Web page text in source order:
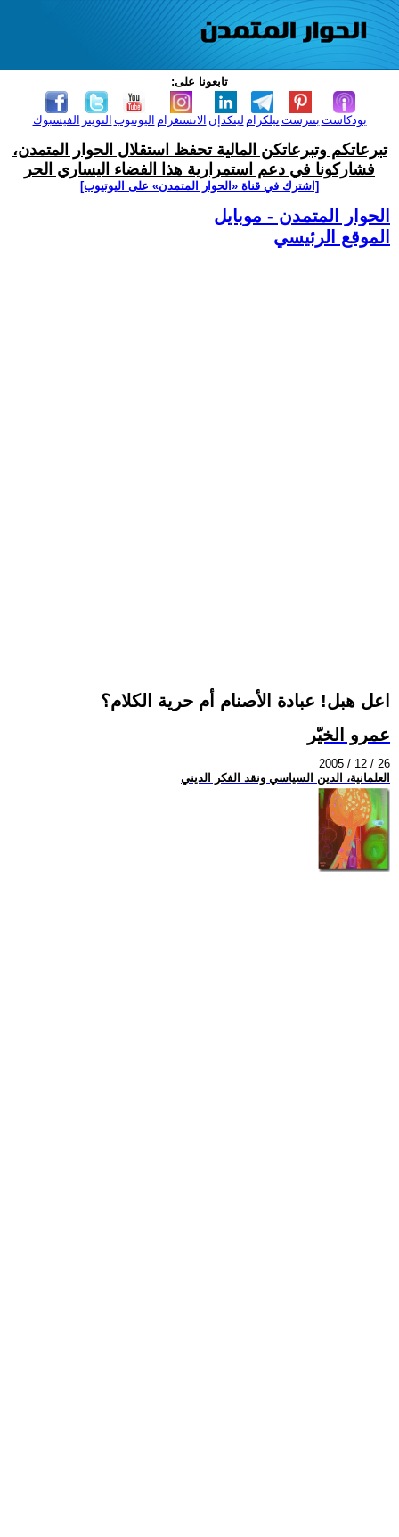
تابعونا على:
الفيسبوك التويتر اليوتيوب الانستغرام لينكدإن تيلكرامبنترست بودكاست
تبرعاتكم وتبرعاتكن المالية تحفظ استقلال الحوار المتمدن،
فشاركونا في دعم استمرارية هذا الفضاء اليساري الحر
[اشترك في قناة ‫«الحوار المتمدن» على اليوتيوب]
الحوار المتمدن - موبايل
الموقع الرئيسي
اعل هبل! عبادة الأصنام أم حرية الكلام؟
عمرو الخيّر
2005 / 12 / 26
العلمانية، الدين السياسي ونقد الفكر الديني